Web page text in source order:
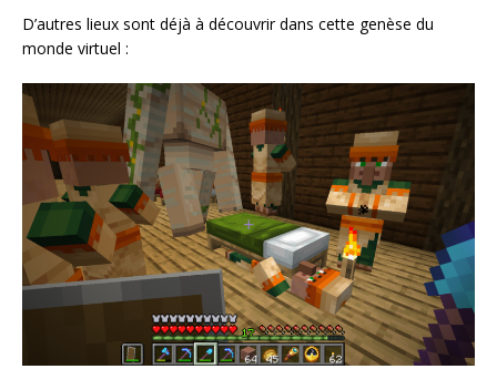
D’autres lieux sont déjà à découvrir dans cette genèse du
monde virtuel :